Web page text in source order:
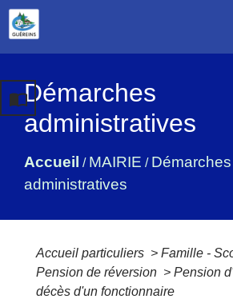
Démarches
administratives
Accueil / MAIRIE / Démarches
administratives
import_contacts
Accueil particuliers > Famille -
Pension de réversion > Pension
décès d'un fonctionnaire